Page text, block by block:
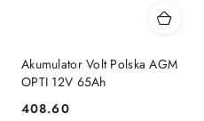
Akumulator Volt Polska AGM
OPTI 12V 65Ah
Cena:
408.60